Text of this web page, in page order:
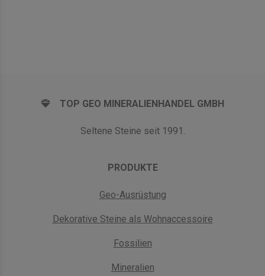
TOP GEO MINERALIENHANDEL GMBH
Seltene Steine seit 1991.
PRODUKTE
Geo-Ausrüstung
Dekorative Steine als Wohnaccessoire
Fossilien
Mineralien